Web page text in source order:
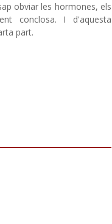
obviar les hormones, els
conclosa. I d'aquesta
part.